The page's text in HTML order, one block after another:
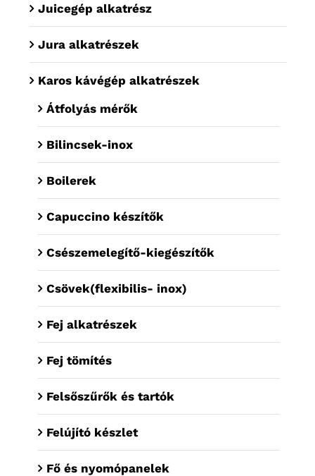
Juicegép alkatrész
Jura alkatrészek
Karos kávégép alkatrészek
Átfolyás mérők
Bilincsek-inox
Boilerek
Capuccino készítők
Csészemelegítő-kiegészítők
Csövek(flexibilis- inox)
Fej alkatrészek
Fej tömítés
Felsőszűrők és tartók
Felújító készlet
Fő és nyomópanelek